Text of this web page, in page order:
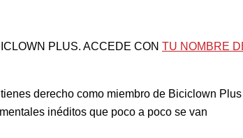
PLUS. ACCEDE CON TU NOMBRE
derecho como miembro de Biciclown Plus
inéditos que poco a poco se van